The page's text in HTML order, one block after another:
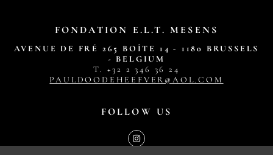
FONDATION E.L.T. MESENS
AVENUE DE FRÉ 265 BOÎTE 14 - 1180 BRUSSELS
- BELGIUM
T. ‭+32 2 346 36 24‬
PAULDOODEHEEFVER@AOL.COM
FOLLOW US